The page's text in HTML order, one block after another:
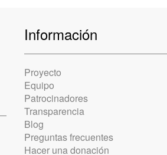
Información
Proyecto
Equipo
Patrocinadores
Transparencia
Blog
Preguntas frecuentes
Hacer una donación